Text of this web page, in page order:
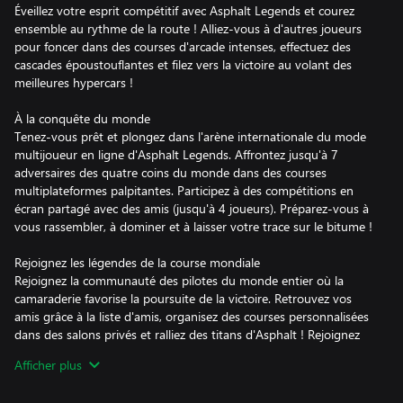
Éveillez votre esprit compétitif avec Asphalt Legends et courez
ensemble au rythme de la route ! Alliez-vous à d'autres joueurs
pour foncer dans des courses d'arcade intenses, effectuez des
cascades époustouflantes et filez vers la victoire au volant des
meilleures hypercars !
À la conquête du monde
Tenez-vous prêt et plongez dans l'arène internationale du mode
multijoueur en ligne d'Asphalt Legends. Affrontez jusqu'à 7
adversaires des quatre coins du monde dans des courses
multiplateformes palpitantes. Participez à des compétitions en
écran partagé avec des amis (jusqu'à 4 joueurs). Préparez-vous à
vous rassembler, à dominer et à laisser votre trace sur le bitume !
Rejoignez les légendes de la course mondiale
Rejoignez la communauté des pilotes du monde entier où la
camaraderie favorise la poursuite de la victoire. Retrouvez vos
amis grâce à la liste d'amis, organisez des courses personnalisées
dans des salons privés et ralliez des titans d'Asphalt ! Rejoignez
exclusives en gravissant les échelons des classements. Découvrez
Afficher plus